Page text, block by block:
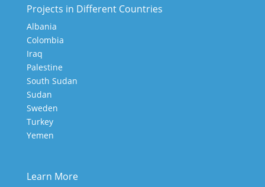
Projects in Different Countries
Albania
Colombia
Iraq
Palestine
South Sudan
Sudan
Sweden
Turkey
Yemen
Learn More